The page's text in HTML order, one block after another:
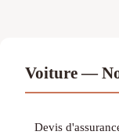
Voiture —
Devis